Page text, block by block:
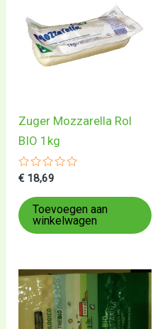
Zuger Mozzarella Rol
BIO 1kg
Gewaardeerd
uit
5
€ 18,69
Toevoegen aan
winkelwagen